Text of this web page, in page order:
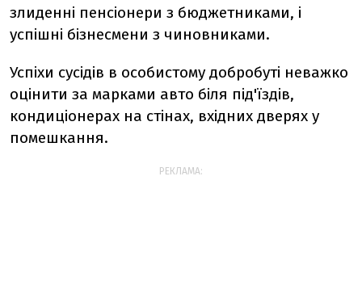
злиденні пенсіонери з бюджетниками, і
успішні бізнесмени з чиновниками.
Успіхи сусідів в особистому добробуті неважко
оцінити за марками авто біля під'їздів,
кондиціонерах на стінах, вхідних дверях у
помешкання.
РЕКЛАМА: